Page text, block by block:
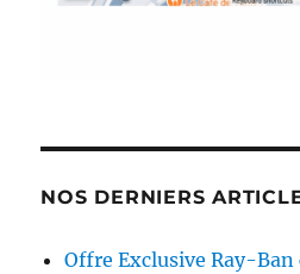
NOS DERNIERS
Offre Exclusive Ray-Ban